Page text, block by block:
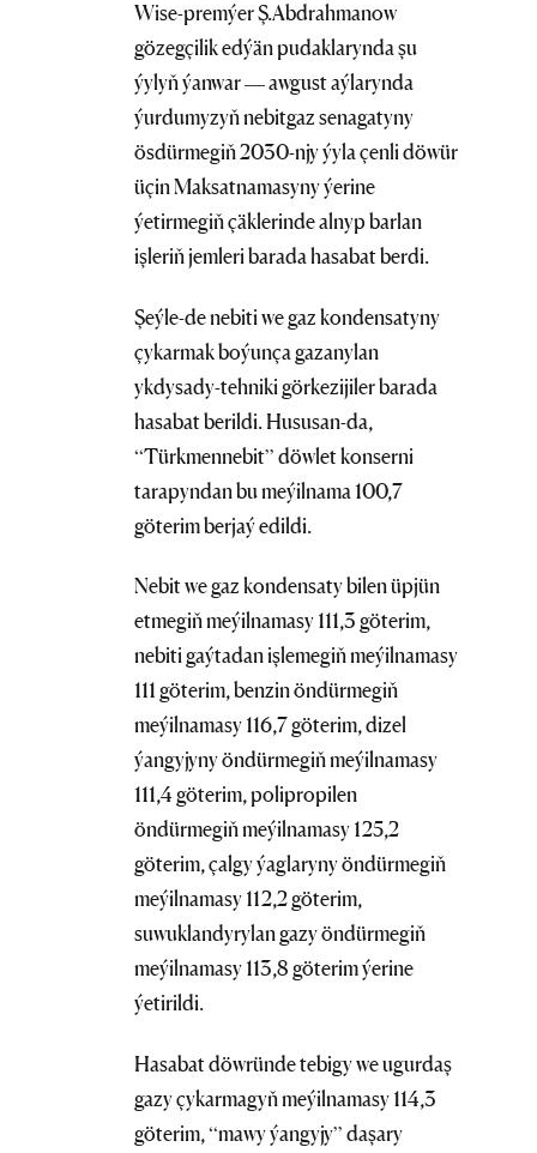
Wise-premýer Ş.Abdrahmanow
gözegçilik edýän pudaklarynda şu
ýylyň ýanwar — awgust aýlarynda
ýurdumyzyň nebitgaz senagatyny
ösdürmegiň 2030-njy ýyla çenli döwür
üçin Maksatnamasyny ýerine
ýetirmegiň çäklerinde alnyp barlan
işleriň jemleri barada hasabat berdi.
Şeýle-de nebiti we gaz kondensatyny
çykarmak boýunça gazanylan
ykdysady-tehniki görkezijiler barada
hasabat berildi. Hususan-da,
“Türkmennebit” döwlet konserni
tarapyndan bu meýilnama 100,7
göterim berjaý edildi.
Nebit we gaz kondensaty bilen üpjün
etmegiň meýilnamasy 111,3 göterim,
nebiti gaýtadan işlemegiň meýilnamasy
111 göterim, benzin öndürmegiň
meýilnamasy 116,7 göterim, dizel
ýangyjyny öndürmegiň meýilnamasy
111,4 göterim, polipropilen
öndürmegiň meýilnamasy 125,2
göterim, çalgy ýaglaryny öndürmegiň
meýilnamasy 112,2 göterim,
suwuklandyrylan gazy öndürmegiň
meýilnamasy 113,8 göterim ýerine
ýetirildi.
Hasabat döwründe tebigy we ugurdaş
gazy çykarmagyň meýilnamasy 114,3
göterim, “mawy ýangyjy” daşary